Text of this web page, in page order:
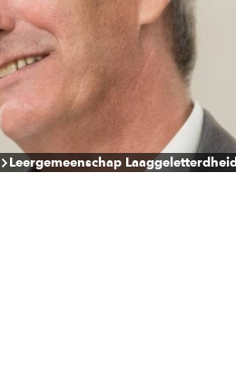
Leergemeenschap Laaggeletterdheid